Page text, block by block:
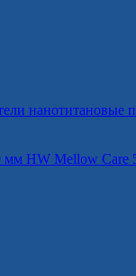
нанотитановые
HW Mellow Care